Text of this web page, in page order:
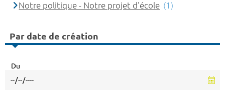
Notre politique - Notre projet d'école (1)
Par date de création
Du